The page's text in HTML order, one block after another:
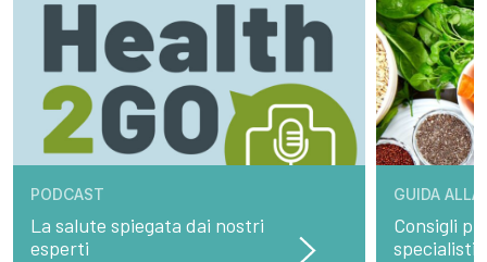
PODCAST
La salute spiegata dai nostri
esperti
GUIDA ALLA
Consigli
specialisti